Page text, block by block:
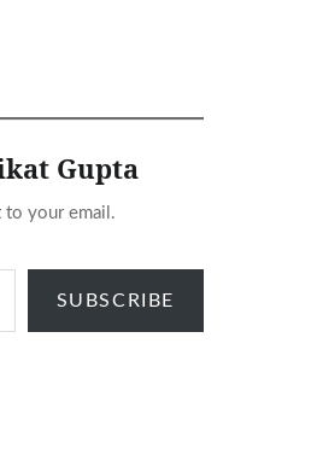
Gupta
to your email.
SUBSCRIBE